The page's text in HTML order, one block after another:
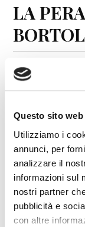
Questo sito
Utilizziamo i
annunci, per
analizzare il
informazioni sul
nostri partner
pubblicità e
con altre
LA
Questa,
forma del
solennissima
disintegrato del
più divertente.